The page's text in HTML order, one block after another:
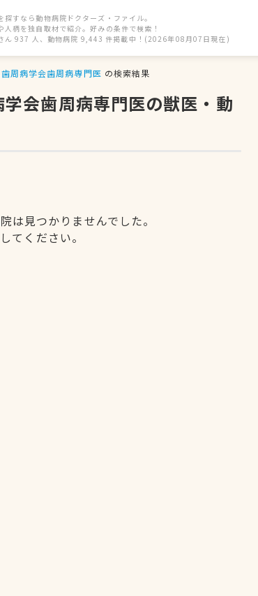
探すなら動物病院ドクターズ・ファイル。
人柄を独自取材で紹介。好みの条件で検索！
ん 937 人、動物病院 9,443 件掲載中！(2026年08月07日現在)
周病学会歯周病専門医 の検索結果
会歯周病専門医の獣医・動
は見つかりませんでした。
てください。